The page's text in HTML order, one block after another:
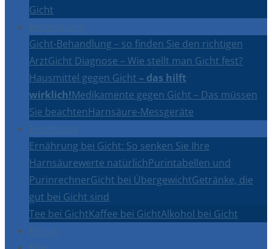
Gicht
Gicht-Behandlung – so finden Sie den richtigen
ArztGicht Diagnose – Wie stellt man Gicht fest?
Hausmittel gegen Gicht – das hilft
wirklich!Medikamente gegen Gicht – Das müssen
Sie beachtenHarnsäure-Messgeräte
Ernährung bei Gicht: So senken Sie Ihre
Harnsäurewerte natürlichPurintabellen und
PurinrechnerGicht bei ÜbergewichtGetränke, die
gut bei Gicht sind
Tee bei GichtKaffee bei GichtAlkohol bei Gicht